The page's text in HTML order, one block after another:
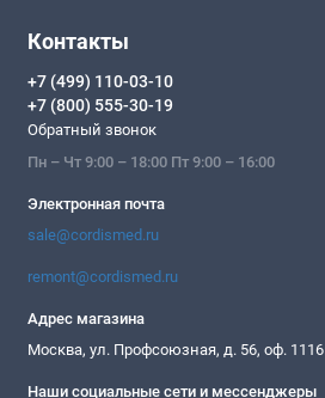
Контакты
+7 (499) 110-03-10
+7 (800) 555-30-19
Обратный звонок
Пн – Чт 9:00 – 18:00 Пт 9:00 – 16:00
Электронная почта
sale@cordismed.ru
remont@cordismed.ru
Адрес магазина
Москва, ул. Профсоюзная, д. 56, оф. 1116
Наши социальные сети и мессенджеры